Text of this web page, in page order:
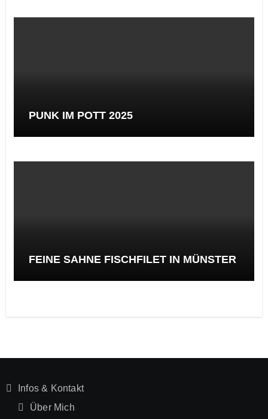
PUNK IM POTT 2025
FEINE SAHNE FISCHFILET IN MÜNSTER
Infos & Kontakt
Über Mich